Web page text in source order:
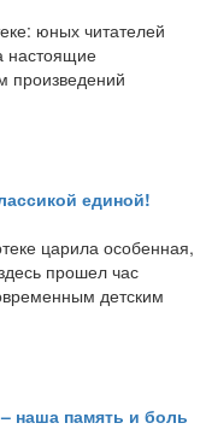
юных читателей
настоящие
произведений
единой!
царила особенная,
прошел час
детским
наша память и боль